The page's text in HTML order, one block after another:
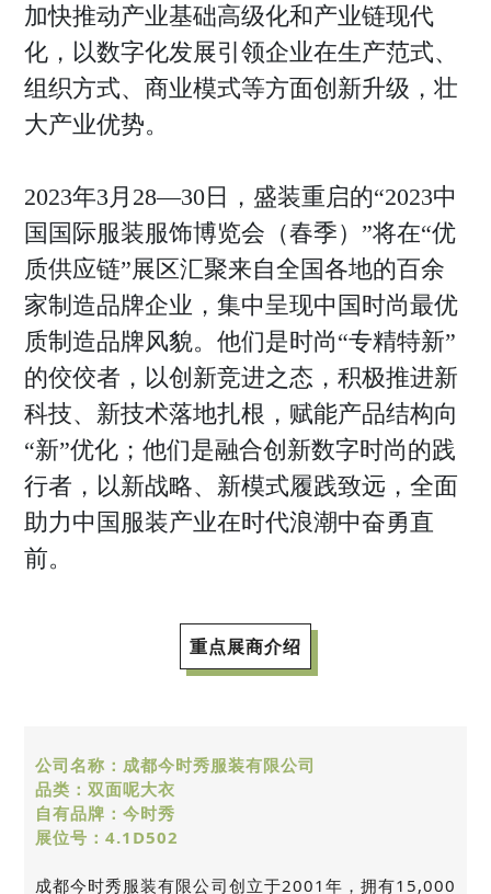
加快推动产业基础高级化和产业链现代
化，以数字化发展引领企业在生产范式、
组织方式、商业模式等方面创新升级，壮
大产业优势。
2023年3月28—30日，盛装重启的“2023中
国国际服装服饰博览会（春季）”将在“优
质供应链”展区汇聚来自全国各地的百余
家制造品牌企业，集中呈现中国时尚最优
质制造品牌风貌。他们是时尚“专精特新”
的佼佼者，以创新竞进之态，积极推进新
科技、新技术落地扎根，赋能产品结构向
“新”优化；他们是融合创新数字时尚的践
行者，以新战略、新模式履践致远，全面
助力中国服装产业在时代浪潮中奋勇直
前。
重点展商介绍
公司名称：成都今时秀服装有限公司
品类：双面呢大衣
自有品牌：今时秀
展位号：4.1D502
成都今时秀服装有限公司创立于2001年，拥有15,000